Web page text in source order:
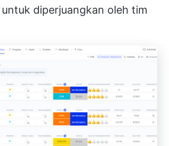
diperjuangkan oleh tim